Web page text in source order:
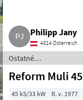
Philipp Jany
4814 Österreich
Ostatné
poľnohospodárske
silové stroje /
motorové auto
Reform Muli 45
45 kS/33 kW R. v. 1977